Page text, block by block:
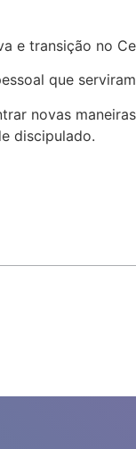
transição no
que
novas
discipulado.